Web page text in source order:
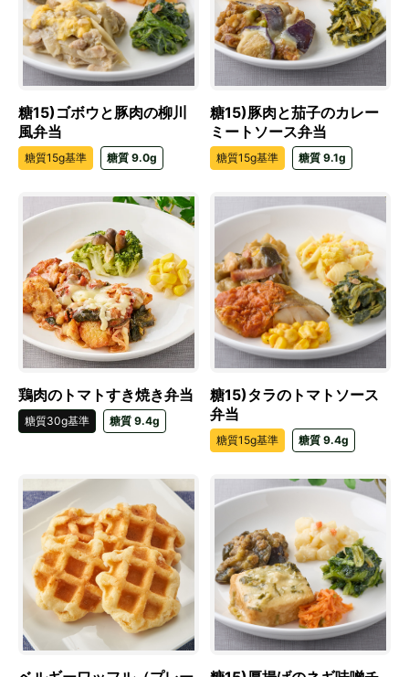
糖15)ゴボウと豚肉の柳川
風弁当
糖質15g基準 糖質 9.0g
糖15)豚肉と茄子のカレー
ミートソース弁当
糖質15g基準 糖質 9.1g
鶏肉のトマトすき焼き弁当
糖質30g基準 糖質 9.4g
糖15)タラのトマトソース
弁当
糖質15g基準 糖質 9.4g